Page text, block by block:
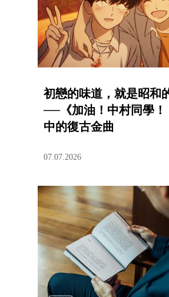
初戀的味道，就是昭和
──《加油！中村同學！
中的復古金曲
07.07.2026